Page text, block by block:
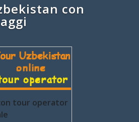
con
tour operator